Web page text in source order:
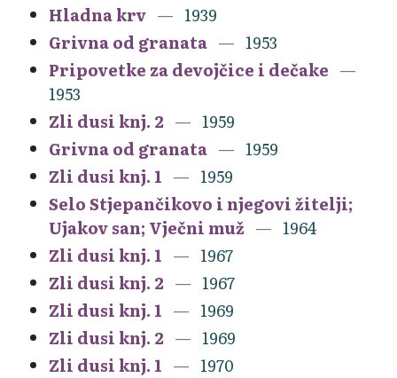
Hladna krv
1939
Grivna od granata
1953
Pripovetke za devojčice i dečake
1953
Zli dusi knj. 2
1959
Grivna od granata
1959
Zli dusi knj. 1
1959
Selo Stjepančikovo i njegovi žitelji;
Ujakov san; Vječni muž
1964
Zli dusi knj. 1
1967
Zli dusi knj. 2
1967
Zli dusi knj. 1
1969
Zli dusi knj. 2
1969
Zli dusi knj. 1
1970